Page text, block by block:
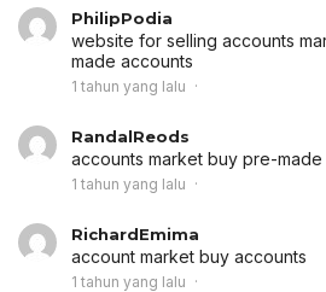
PhilipPodia
website for selling accounts
made accounts
1 tahun yang lalu
RandalReods
accounts market buy pre-
1 tahun yang lalu
RichardEmima
account market buy accounts
1 tahun yang lalu